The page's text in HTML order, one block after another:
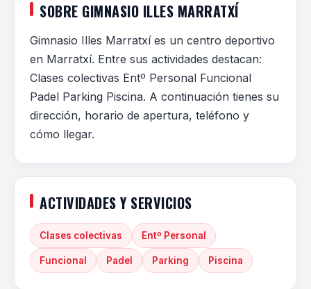
SOBRE GIMNASIO ILLES MARRATXÍ
Gimnasio Illes Marratxí es un centro deportivo
en Marratxí. Entre sus actividades destacan:
Clases colectivas Entº Personal Funcional
Padel Parking Piscina. A continuación tienes su
dirección, horario de apertura, teléfono y
cómo llegar.
ACTIVIDADES Y SERVICIOS
Clases colectivas Entº Personal
Funcional Padel Parking Piscina